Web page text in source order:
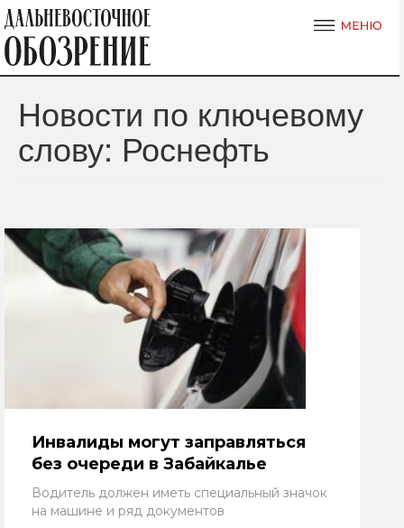
Новости по ключевому
слову: Роснефть
Инвалиды могут заправляться
без очереди в Забайкалье
Водитель должен иметь специальный значок
на машине и ряд документов